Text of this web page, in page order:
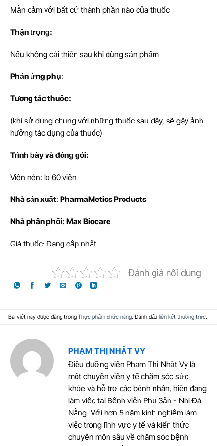
Mẫn cảm với bất cứ thành phần nào của thuốc
Thận trọng:
Nếu không cải thiện sau khi dùng sản phẩm
Phản ứng phụ:
Tương tác thuốc:
(khi sử dụng chung với những thuốc sau đây, sẽ gây ảnh
hưởng tác dụng của thuốc)
Trình bày và đóng gói:
Viên nén: lọ 60 viên
Nhà sản xuất: PharmaMetics Products
Nhà phân phối: Max Biocare
Giá thuốc: Đang cập nhật
Đánh giá nội dung
Bài viết này được đăng trong Thực phẩm chức năng. Đánh dấu liên kết thường trực.
PHẠM THỊ NHẬT VY
Điều dưỡng viên Phạm Thị Nhật Vy là
một chuyên viên y tế chăm sóc sức
khỏe và hỗ trợ các bệnh nhân, hiện đang
làm việc tại Bệnh viện Phụ Sản - Nhi Đà
Nẵng. Với hơn 5 năm kinh nghiệm làm
việc trong lĩnh vực y tế và kiến thức
chuyên môn sâu về chăm sóc bệnh